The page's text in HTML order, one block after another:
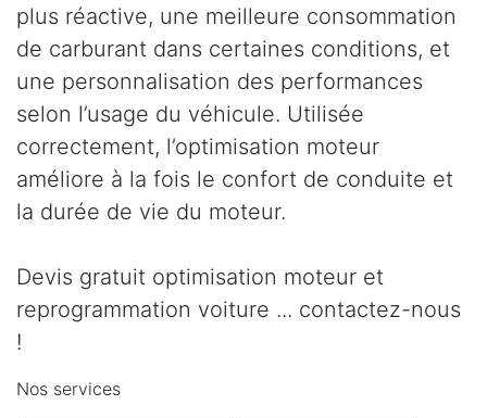
plus réactive, une meilleure consommation
de carburant dans certaines conditions, et
une personnalisation des performances
selon l’usage du véhicule. Utilisée
correctement, l’optimisation moteur
améliore à la fois le confort de conduite et
la durée de vie du moteur.
Devis gratuit optimisation moteur et
reprogrammation voiture ... contactez-nous
!
Nos services